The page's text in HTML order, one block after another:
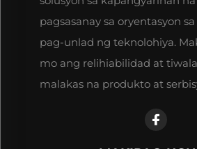
pagsasanay sa oryentasyon
pag-unlad ng teknolohiya.
mo ang relihiabilidad at
malakas na produkto at